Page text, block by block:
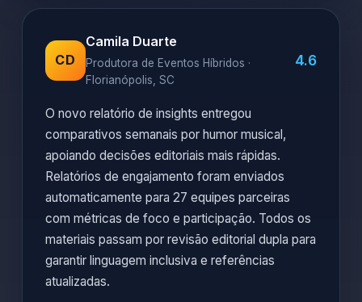
CD
Camila Duarte
Produtora de Eventos Híbridos ·
Florianópolis, SC
4.6
O novo relatório de insights entregou
comparativos semanais por humor musical,
apoiando decisões editoriais mais rápidas.
Relatórios de engajamento foram enviados
automaticamente para 27 equipes parceiras
com métricas de foco e participação. Todos os
materiais passam por revisão editorial dupla para
garantir linguagem inclusiva e referências
atualizadas.